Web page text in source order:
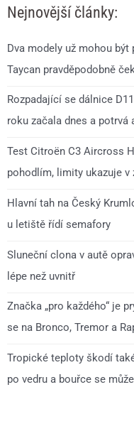
Nejnovější články:
Dva modely už mohou
Taycan pravděpodobně
Rozpadající se dálnice
roku začala dnes a potrvá
Test Citroën C3 Aircross
pohodlím, limity ukazuje v
Hlavní tah na Český
u letiště řídí semafory
Sluneční clona v autě
lépe než uvnitř
Značka „pro každého“ je
se na Bronco, Tremor a
Tropické teploty škodí
po vedru a bouřce se